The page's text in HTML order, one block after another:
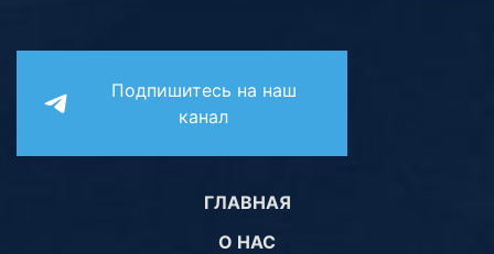
Подпишитесь на наш
канал
ГЛАВНАЯ
О НАС